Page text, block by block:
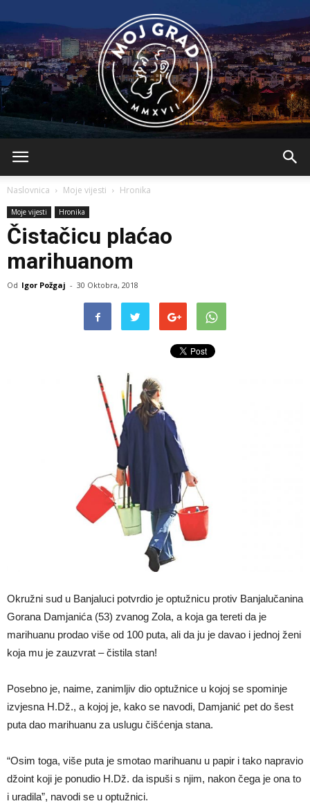
Naslovnica Moje vijesti Hronika
Moje vijesti Hronika
Čistačicu plaćao
marihuanom
Od Igor Požgaj - 30 Oktobra, 2018
Okružni sud u Banjaluci potvrdio je optužnicu protiv Banjalučanina
Gorana Damjanića (53) zvanog Zola, a koja ga tereti da je
marihuanu prodao više od 100 puta, ali da ju je davao i jednoj ženi
koja mu je zauzvrat – čistila stan!
Posebno je, naime, zanimljiv dio optužnice u kojoj se spominje
izvjesna H.Dž., a kojoj je, kako se navodi, Damjanić pet do šest
puta dao marihuanu za uslugu čišćenja stana.
“Osim toga, više puta je smotao marihuanu u papir i tako napravio
džoint koji je ponudio H.Dž. da ispuši s njim, nakon čega je ona to
i uradila”, navodi se u optužnici.